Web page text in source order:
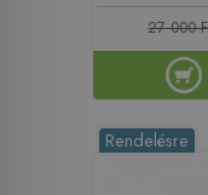
27 000
Rendelésre